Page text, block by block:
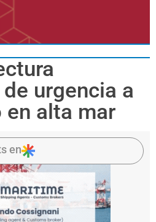
urgencia a
en alta mar
en